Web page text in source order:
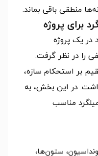
منطقی باقی بماند.
برای پروژه
در یک پروژه
را در نظر گرفت.
بر استحکام سازه،
در این بخش، به
مناسب
ستون‌ها،